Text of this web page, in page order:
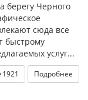
берегу Черного
сюда все
быстрому
услуг...
1921 Подробнее